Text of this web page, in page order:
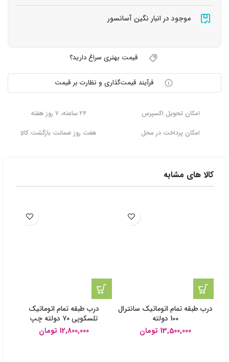
موجود در انبار نگین آسانسور
قیمت بهتری سراغ دارید؟
فرآیند قیمت‌گذاری و نظارت بر قیمت
امکان تحویل اکسپرس
۲۴ ساعته، ۷ روز هفته
امکان پرداخت در محل
هفت روز ضمانت بازگشت کالا
کالا های مشابه
درب طبقه تمام اتوماتیک سانترال
100 دولته
13,500,000 تومان
درب طبقه تمام اتوماتیک
تلسکوپی ۷۰ دولته چپ
12,800,000 تومان